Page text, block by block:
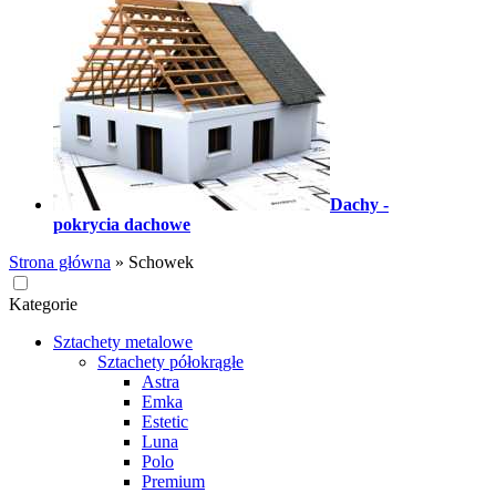
Dachy -
pokrycia dachowe
Strona główna » Schowek
Kategorie
Sztachety metalowe
Sztachety półokrągłe
Astra
Emka
Estetic
Luna
Polo
Premium